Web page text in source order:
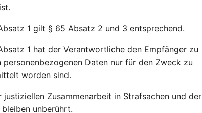
1 gilt § 65 Absatz 2 und 3 entsprechend.
1 hat der Verantwortliche den Empfänger zu
Daten nur für den Zweck zu
worden sind.
Zusammenarbeit in Strafsachen und der
unberührt.